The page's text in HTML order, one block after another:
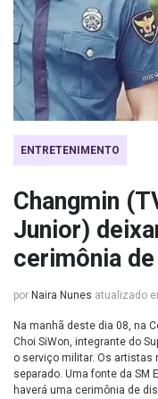
ENTRETENIMENTO
Changmin
Junior)
cerimônia
por Naira Nunes atualizado
Na manhã deste dia 08, na
Choi SiWon, integrante do
o serviço militar. Os artistas
separado. Uma fonte da SM
haverá uma cerimônia de